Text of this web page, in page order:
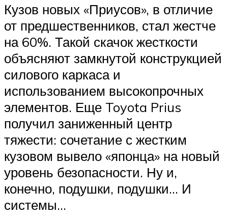
Кузов новых «Приусов», в отличие
от предшественников, стал жестче
на 60%. Такой скачок жесткости
объясняют замкнутой конструкцией
силового каркаса и
использованием высокопрочных
элементов. Еще Toyota Prius
получил заниженный центр
тяжести: сочетание с жестким
кузовом вывело «японца» на новый
уровень безопасности. Ну и,
конечно, подушки, подушки… И
системы…